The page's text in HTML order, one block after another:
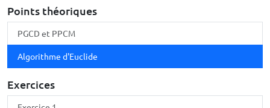
Points théoriques
PGCD et PPCM
Algorithme d'Euclide
Exercices